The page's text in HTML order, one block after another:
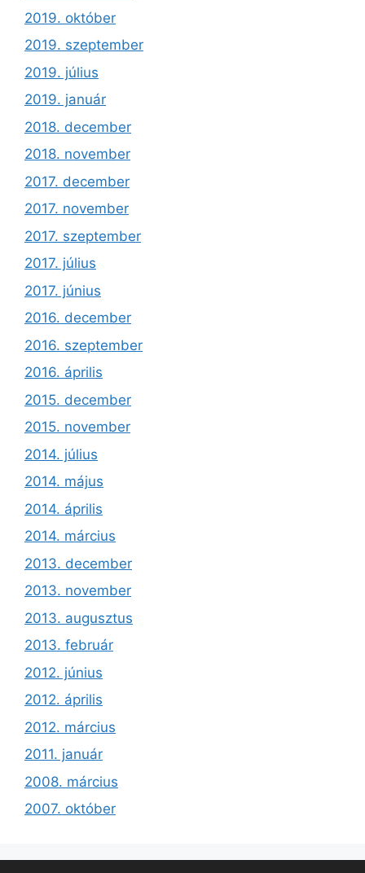
2019. október
2019. szeptember
2019. július
2019. január
2018. december
2018. november
2017. december
2017. november
2017. szeptember
2017. július
2017. június
2016. december
2016. szeptember
2016. április
2015. december
2015. november
2014. július
2014. május
2014. április
2014. március
2013. december
2013. november
2013. augusztus
2013. február
2012. június
2012. április
2012. március
2011. január
2008. március
2007. október